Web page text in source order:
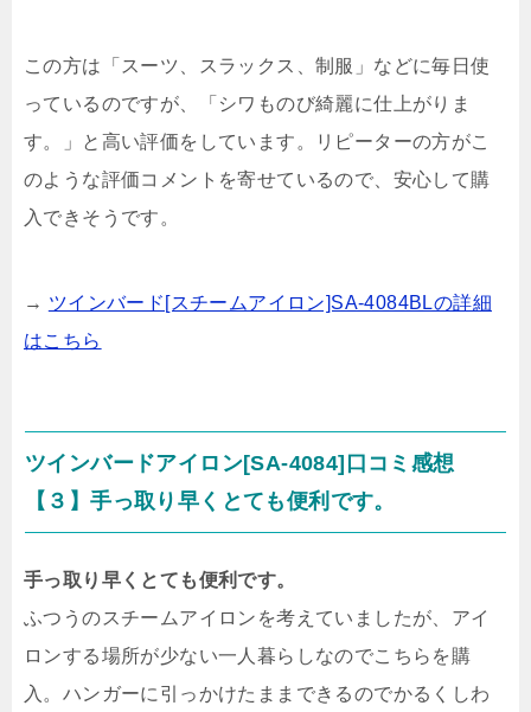
この方は「スーツ、スラックス、制服」などに毎日使
っているのですが、
「シワものび綺麗に仕上がりま
す。」と高い評価をしています。
リピーターの方がこ
のような評価コメントを寄せているので、安心して購
入できそうです。
→ ツインバード[スチームアイロン]SA-4084BLの詳細
はこちら
ツインバードアイロン[SA-4084]口コミ感想
【３】手っ取り早くとても便利です。
手っ取り早くとても便利です。
ふつうのスチームアイロンを考えていましたが、アイ
ロンする場所が少ない一人暮らしなのでこちらを購
入。ハンガーに引っかけたままできるのでかるくしわ